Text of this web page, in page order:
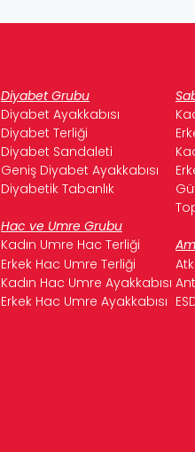
Diyabet Grubu
Diyabet Ayakkabısı
Diyabet Terliği
Diyabet Sandaleti
Geniş Diyabet Ayakkabısı
Diyabetik Tabanlık
Hac ve Umre Grubu
Kadın Umre Hac Terliği
Erkek Hac Umre Terliği
Kadın Hac Umre Ayakkabısı
Erkek Hac Umre Ayakkabısı